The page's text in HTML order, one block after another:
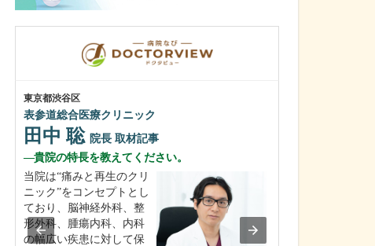
東京都渋谷区
表参道総合医療クリニック
田中 聡 院長 取材記事
貴院の特長を教えてください。
当院は“痛みと再生のクリ
ニック”をコンセプトとし
ており、脳神経外科、整
形外科、腫瘍内科、内科
の幅広い疾患に対して保